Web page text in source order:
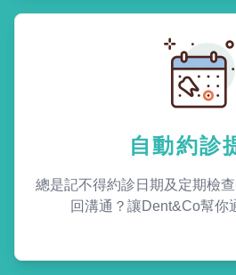
自動約診
總是記不得約診日期及定期檢
回溝通？讓Dent&Co幫你